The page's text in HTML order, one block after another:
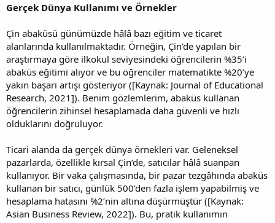
Gerçek Dünya Kullanımı ve Örnekler
Çin abaküsü günümüzde hâlâ bazı eğitim ve ticaret
alanlarında kullanılmaktadır. Örneğin, Çin’de yapılan bir
araştırmaya göre ilkokul seviyesindeki öğrencilerin %35’i
abaküs eğitimi alıyor ve bu öğrenciler matematikte %20’ye
yakın başarı artışı gösteriyor ([Kaynak: Journal of Educational
Research, 2021]). Benim gözlemlerim, abaküs kullanan
öğrencilerin zihinsel hesaplamada daha güvenli ve hızlı
olduklarını doğruluyor.
Ticari alanda da gerçek dünya örnekleri var. Geleneksel
pazarlarda, özellikle kırsal Çin’de, satıcılar hâlâ suanpan
kullanıyor. Bir vaka çalışmasında, bir pazar tezgâhında abaküs
kullanan bir satıcı, günlük 500’den fazla işlem yapabilmiş ve
hesaplama hatasını %2’nin altına düşürmüştür ([Kaynak:
Asian Business Review, 2022]). Bu, pratik kullanımın